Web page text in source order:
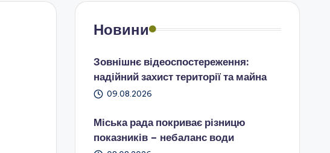
Новини
Зовнішнє відеоспостереження:
надійний захист території та майна
09.08.2026
Міська рада покриває різницю
показників – небаланс води